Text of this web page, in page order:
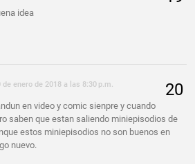
idea
de enero de 2018 a las 8:30 p.m.
en video y comic sienpre y cuando
saben que estan saliendo miniepisodios de
estos miniepisodios no son buenos en
nuevo.